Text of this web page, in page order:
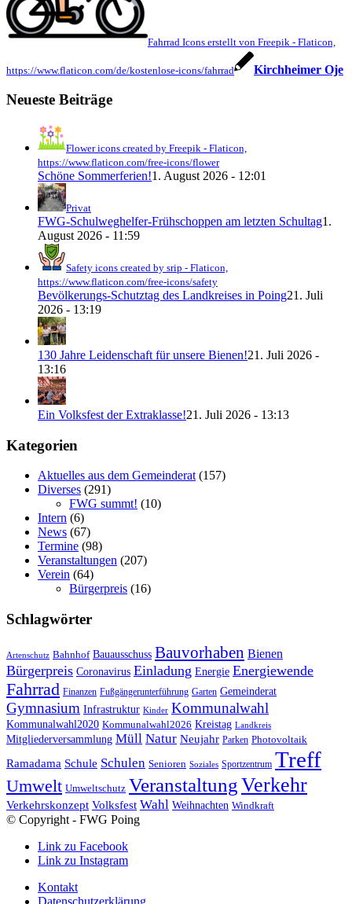
Fahrrad Icons erstellt von Freepik - Flaticon,
https://www.flaticon.com/de/kostenlose-icons/fahrrad Kirchheimer Oje
Neueste Beiträge
Flower icons created by Freepik - Flaticon,
https://www.flaticon.com/free-icons/flower
Schöne Sommerferien!1. August 2026 - 12:01
Privat
FWG-Schulweghelfer-Frühschoppen am letzten Schultag1.
August 2026 - 11:59
Safety icons created by srip - Flaticon,
https://www.flaticon.com/free-icons/safety
Bevölkerungs-Schutztag des Landkreises in Poing21. Juli
2026 - 13:19
130 Jahre Leidenschaft für unsere Bienen!21. Juli 2026 -
13:16
Ein Volksfest der Extraklasse!21. Juli 2026 - 13:13
Kategorien
Aktuelles aus dem Gemeinderat (157)
Diverses (291)
FWG summt! (10)
Intern (6)
News (67)
Termine (98)
Veranstaltungen (207)
Verein (64)
Bürgerpreis (16)
Schlagwörter
Artenschutz Bahnhof Bauausschuss Bauvorhaben Bienen
Bürgerpreis Coronavirus Einladung Energie Energiewende
Fahrrad Finanzen Fußgängerunterführung Garten Gemeinderat
Gymnasium Infrastruktur Kinder Kommunalwahl
Kommunalwahl2020 Kommunalwahl2026 Kreistag Landkreis
Mitgliederversammlung Müll Natur Neujahr Parken Photovoltaik
Ramadama Schule Schulen Senioren Soziales Sportzentrum Treff
Umwelt Umweltschutz VeranstaltungVerkehr
Verkehrskonzept Volksfest Wahl Weihnachten Windkraft
© Copyright - FWG Poing
Link zu Facebook
Link zu Instagram
Kontakt
Datenschutzerklärung